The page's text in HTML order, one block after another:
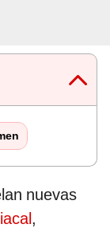
nuevas
,